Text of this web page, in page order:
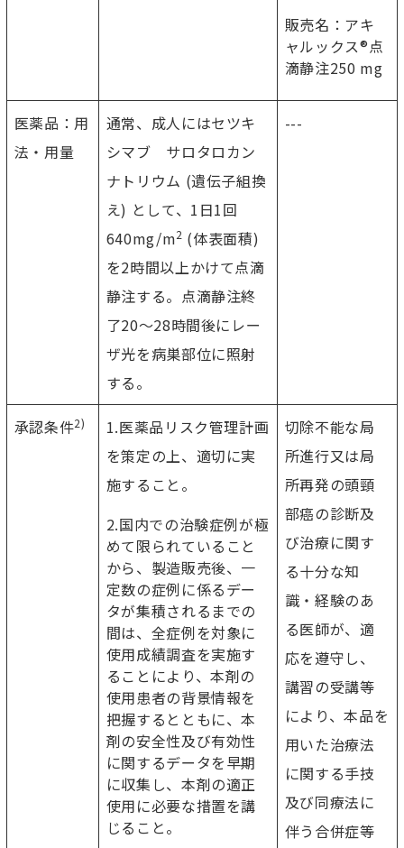
販売名：アキ
ャルックス®点
滴静注250 mg
医薬品：用
法・用量
通常、成人にはセツキ
シマブ サロタロカン
ナトリウム (遺伝子組換
え) として、1日1回
640mg/m2 (体表面積)
を2時間以上かけて点滴
静注する。点滴静注終
了20～28時間後にレー
ザ光を病巣部位に照射
する。
---
承認条件2)
1.医薬品リスク管理計画
を策定の上、適切に実
施すること。
2.国内での治験症例が極
めて限られていること
から、製造販売後、一
定数の症例に係るデー
タが集積されるまでの
間は、全症例を対象に
使用成績調査を実施す
ることにより、本剤の
使用患者の背景情報を
把握するとともに、本
剤の安全性及び有効性
に関するデータを早期
に収集し、本剤の適正
使用に必要な措置を講
じること。
切除不能な局
所進行又は局
所再発の頭頸
部癌の診断及
び治療に関す
る十分な知
識・経験のあ
る医師が、適
応を遵守し、
講習の受講等
により、本品を
用いた治療法
に関する手技
及び同療法に
伴う合併症等